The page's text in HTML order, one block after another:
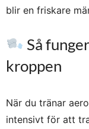
blir en friskare
Så
kroppen
När du tränar
intensivt för att